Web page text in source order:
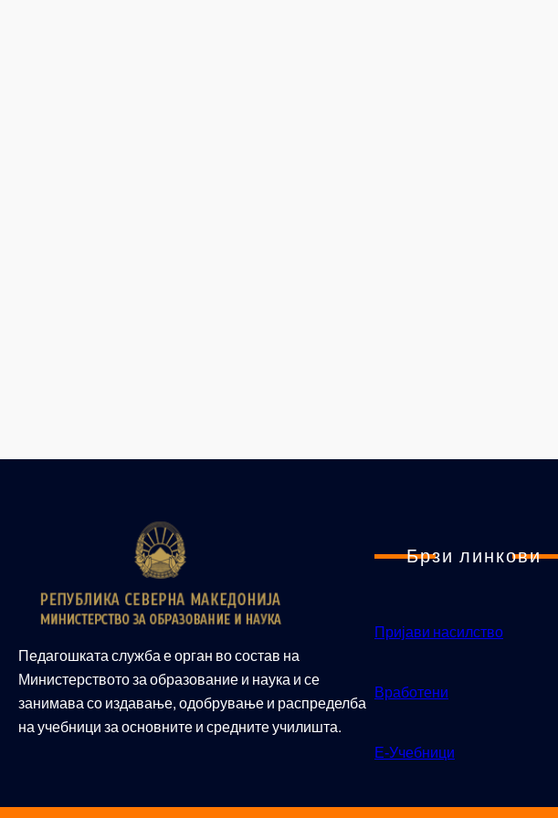
Педагошката служба е орган во состав на
Министерството за образование и наука и се
занимава со издавање, одобрување и распределба
на учебници за основните и средните училишта.
Брзи линкови
Пријави насилство
Вработени
Е-Учебници